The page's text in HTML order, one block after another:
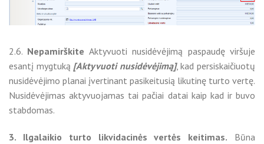
2.6. Nepamirškite Aktyvuoti nusidėvėjimą paspaudę viršuje
esantį mygtuką [Aktyvuoti nusidėvėjimą], kad persiskaičiuotų
nusidėvėjimo planai įvertinant pasikeitusią likutinę turto vertę.
Nusidėvėjimas aktyvuojamas tai pačiai datai kaip kad ir buvo
stabdomas.
3. Ilgalaikio turto likvidacinės vertės keitimas. Būna